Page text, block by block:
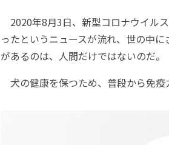
2020年8月3日、新型コロナウイル
ったというニュースが流れ、世の中
があるのは、人間だけではないのだ。
犬の健康を保つため、普段から免疫